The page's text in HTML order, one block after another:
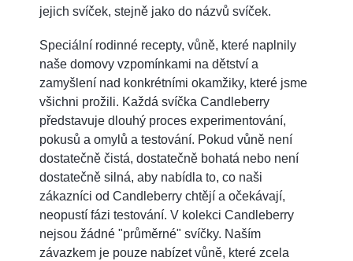
jejich svíček, stejně jako do názvů svíček.
Speciální rodinné recepty, vůně, které naplnily
naše domovy vzpomínkami na dětství a
zamyšlení nad konkrétními okamžiky, které jsme
všichni prožili. Každá svíčka Candleberry
představuje dlouhý proces experimentování,
pokusů a omylů a testování. Pokud vůně není
dostatečně čistá, dostatečně bohatá nebo není
dostatečně silná, aby nabídla to, co naši
zákazníci od Candleberry chtějí a očekávají,
neopustí fázi testování. V kolekci Candleberry
nejsou žádné "průměrné" svíčky. Naším
závazkem je pouze nabízet vůně, které zcela